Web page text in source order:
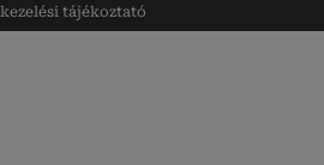
tájékoztató